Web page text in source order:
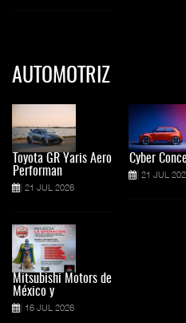
AUTOMOTRIZ
Toyota GR Yaris Aero
Performan
21 JUL 2026
Mitsubishi Motors de
México y
16 JUL 2026
Cyber
21 JUL